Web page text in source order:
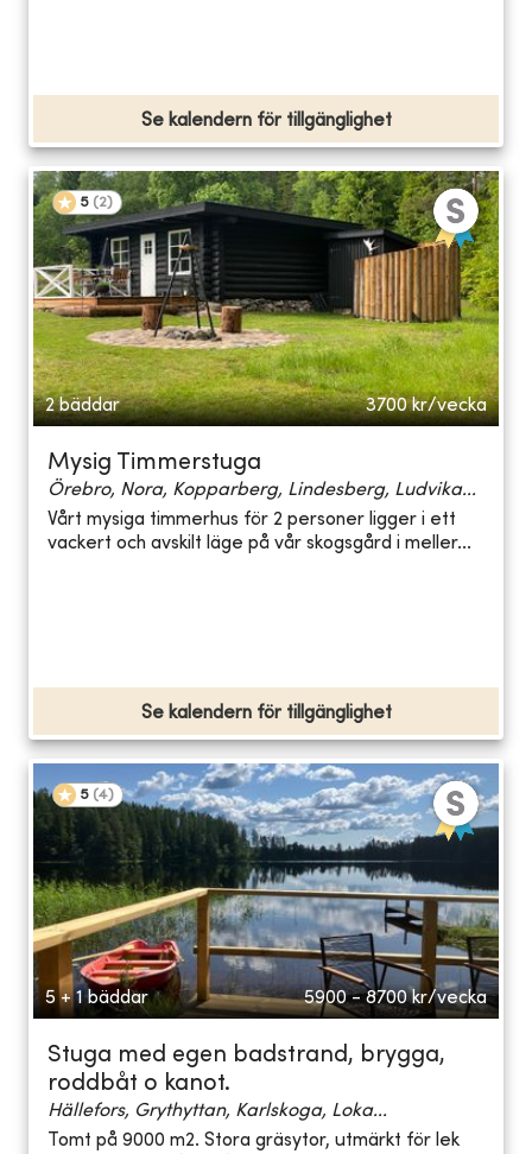
Se kalendern för tillgänglighet
5 (2)
2 bäddar 3700 kr/vecka
Mysig Timmerstuga
Örebro, Nora, Kopparberg, Lindesberg, Ludvika...
Vårt mysiga timmerhus för 2 personer ligger i ett
vackert och avskilt läge på vår skogsgård i meller...
Se kalendern för tillgänglighet
5 (4)
5 + 1 bäddar 5900 - 8700 kr/vecka
Stuga med egen badstrand, brygga,
roddbåt o kanot.
Hällefors, Grythyttan, Karlskoga, Loka...
Tomt på 9000 m2. Stora gräsytor, utmärkt för lek